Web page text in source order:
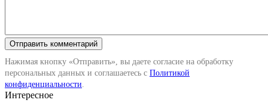
Нажимая кнопку «Отправить», вы даете согласие на обработку
персональных данных и соглашаетесь с Политикой
конфиденциальности
Интересное